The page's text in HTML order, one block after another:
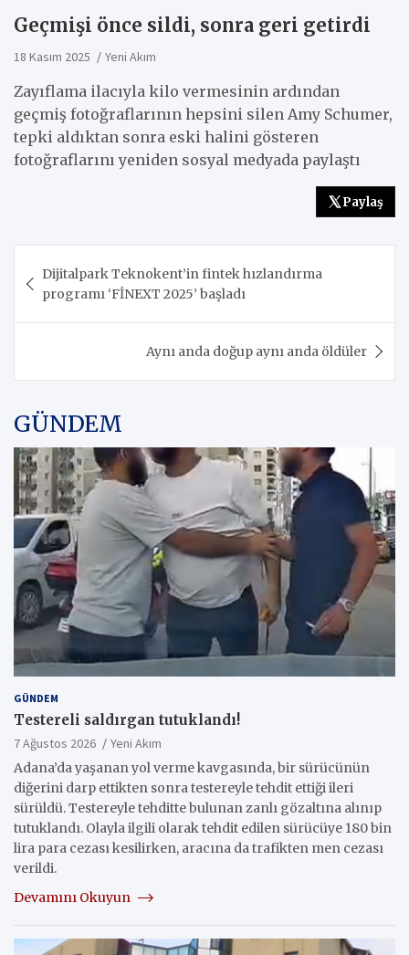
Geçmişi önce sildi, sonra geri getirdi
18 Kasım 2025 Yeni Akım
Zayıflama ilacıyla kilo vermesinin ardından
geçmiş fotoğraflarının hepsini silen Amy Schumer,
tepki aldıktan sonra eski halini gösteren
fotoğraflarını yeniden sosyal medyada paylaştı
Paylaş
gezinmesi
Dijitalpark Teknokent’in fintek hızlandırma
programı ‘FİNEXT 2025’ başladı
Aynı anda doğup aynı anda öldüler
GÜNDEM
GÜNDEM
Testereli saldırgan tutuklandı!
7 Ağustos 2026
Yeni Akım
Adana’da yaşanan yol verme kavgasında, bir sürücünün
diğerini darp ettikten sonra testereyle tehdit ettiği ileri
sürüldü. Testereyle tehditte bulunan zanlı gözaltına alınıp
tutuklandı. Olayla ilgili olarak tehdit edilen sürücüye 180 bin
lira para cezası kesilirken, aracına da trafikten men cezası
verildi.
Devamını Okuyun